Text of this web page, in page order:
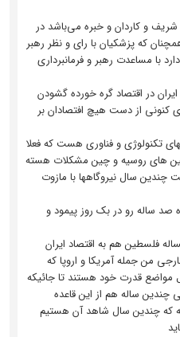
و کاردان و خبره می‌باشد در
که پزشکیان با رای و نظر رهبر
با مساعدت رهبر و فرمانبرداری
در اقتصاد گره خورده گشودن
کنونی از دست هیچ افتصادان بر
تکنولوژی و فناوری هست که فعلا
های روسیه و چین مشکلات هسته
سال نیروگاهها با مازوت
صد ساله رو در بک روز پیمود و
فلسطین هم به اقتصاد ایران
من جمله آمریکا و اروپا که
مواضع قدرت خود هستند تا جائیکه
چندین ساله هم از این قاعده
چندین سال شاهد آن هستیم